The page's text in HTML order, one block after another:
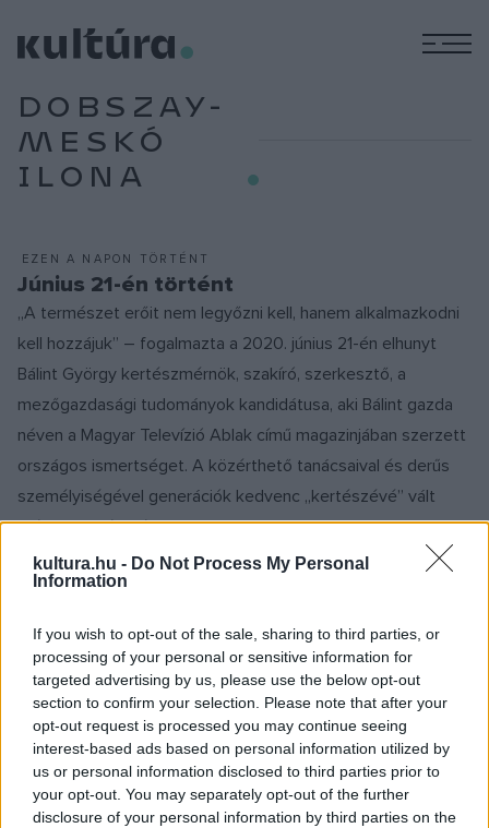
kultura.hu - Do Not Process My Personal
Information
If you wish to opt-out of the sale, sharing to third parties, or
processing of your personal or sensitive information for
targeted advertising by us, please use the below opt-out
section to confirm your selection. Please note that after your
opt-out request is processed you may continue seeing
interest-based ads based on personal information utilized by
us or personal information disclosed to third parties prior to
your opt-out. You may separately opt-out of the further
disclosure of your personal information by third parties on the
DOBSZAY-
MESKÓ
ILONA
EZEN A NAPON TÖRTÉNT
Június 21-én történt
„A természet erőit nem legyőzni kell, hanem alkalmazkodni
kell hozzájuk” – fogalmazta a 2020. június 21-én elhunyt
Bálint György kertészmérnök, szakíró, szerkesztő, a
mezőgazdasági tudományok kandidátusa, aki Bálint gazda
néven a Magyar Televízió Ablak című magazinjában szerzett
országos ismertséget. A közérthető tanácsaival és derűs
személyiségével generációk kedvenc „kertészévé” vált
médiaszemélyiség a tudás megosztását tekintette
küldetésének, könyveivel, cikkeivel és előadásaival sokakat
ösztönzött kertészkedésre és környezettudatos
MŰVÉSZET
Hírmozaik – május 4.
Megnevezték az idei Artisjus-díjasokat, átadták a
Mediawawe és az MTA idei elismeréseit, százhatvanmillióra
is felugorhat egy Vaszary-festmény ára az aukción, Liszt-